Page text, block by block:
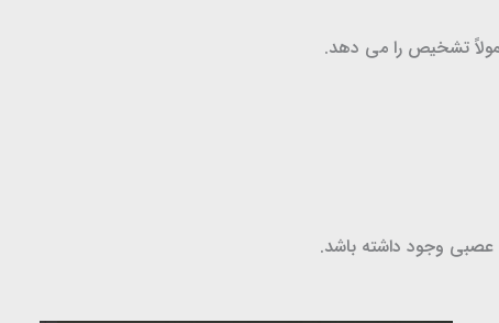
تشخیص را می دهد.
عصبی وجود داشته باشد.